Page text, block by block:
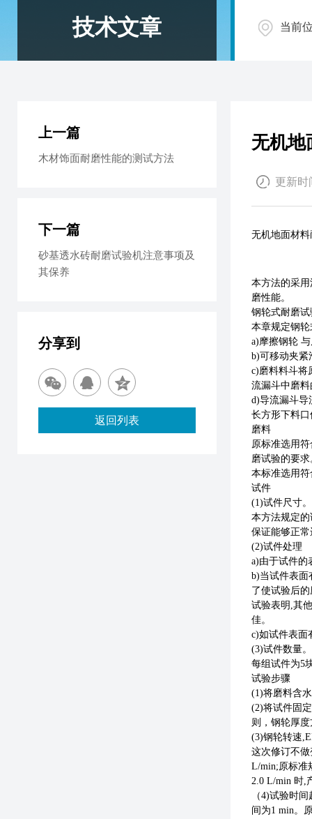
技术文章 当前
无机地
更新时
无机地面材
本方法的采
磨性能。
钢轮式耐磨
本章规定钢
a)摩擦钢轮
b)可移动夹紧
c)磨料料斗将
流漏斗中磨
d)导流漏斗导
长方形下料
磨料
原标准选用符
磨试验的要
本标准选用符
试件
(1)试件尺寸。
本方法规定
保证能够正
(2)试件处理
a)由于试件的
b)当试件表面
了使试验后
试验表明 ,其
佳。
c)如试件表面
(3)试件数量。
每组试件为5
试验步骤
(1)将磨料含
(2)将试件固
则，钢轮厚
(3)钢轮转速
这次修订不
L/min;原标准
2.0 L/min 时,
（4)试验时间
间为1 min。
上一篇
木材饰面耐磨性能的测试方法
下一篇
砂基透水砖耐磨试验机注意事项及
其保养
分享到
返回列表